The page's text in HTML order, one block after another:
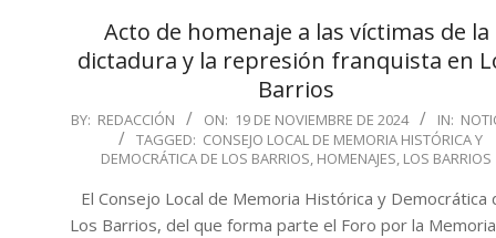
Acto de homenaje a las víctimas de la
dictadura y la represión franquista en
Barrios
2024-
BY: REDACCIÓN ON: 19 DE NOVIEMBRE DE 2024 IN:
TAGGED: CONSEJO LOCAL DE MEMORIA HISTÓRICA Y
DEMOCRÁTICA DE LOS BARRIOS, HOMENAJES, LOS BARRIOS
El Consejo Local de Memoria Histórica y Democrática
Los Barrios, del que forma parte el Foro por la